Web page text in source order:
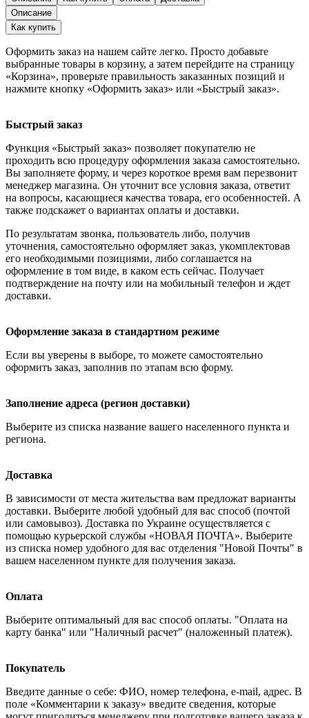
Описание
Как купить
Оформить заказ на нашем сайте легко. Просто добавьте
выбранные товары в корзину, а затем перейдите на страницу
«Корзина», проверьте правильность заказанных позиций и
нажмите кнопку «Оформить заказ» или «Быстрый заказ».
Быстрый заказ
Функция «Быстрый заказ» позволяет покупателю не
проходить всю процедуру оформления заказа самостоятельно.
Вы заполняете форму, и через короткое время вам перезвонит
менеджер магазина. Он уточнит все условия заказа, ответит
на вопросы, касающиеся качества товара, его особенностей. А
также подскажет о вариантах оплаты и доставки.
По результатам звонка, пользователь либо, получив
уточнения, самостоятельно оформляет заказ, укомплектовав
его необходимыми позициями, либо соглашается на
оформление в том виде, в каком есть сейчас. Получает
подтверждение на почту или на мобильный телефон и ждет
доставки.
Оформление заказа в стандартном режиме
Если вы уверены в выборе, то можете самостоятельно
оформить заказ, заполнив по этапам всю форму.
Заполнение адреса (регион доставки)
Выберите из списка название вашего населенного пункта и
региона.
Доставка
В зависимости от места жительства вам предложат варианты
доставки. Выберите любой удобный для вас способ (почтой
или самовывоз). Доставка по Украине осуществляется с
помощью курьерской службы «НОВАЯ ПОЧТА». Выберите
из списка номер удобного для вас отделения "Новой Почты" в
вашем населенном пункте для получения заказа.
Оплата
Выберите оптимальный для вас способ оплаты. "Оплата на
карту банка" или "Наличный расчет" (наложенный платеж).
Покупатель
Введите данные о себе: ФИО, номер телефона, e-mail, адрес. В
поле «Комментарии к заказу» введите сведения, которые